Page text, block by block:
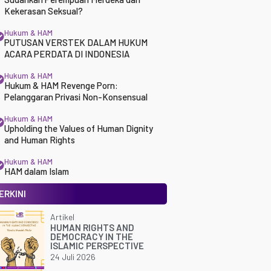
Kekerasan Seksual?
Hukum & HAM
PUTUSAN VERSTEK DALAM HUKUM
ACARA PERDATA DI INDONESIA
Hukum & HAM
Hukum & HAM Revenge Porn:
Pelanggaran Privasi Non-Konsensual
Hukum & HAM
Upholding the Values of Human Dignity
and Human Rights
Hukum & HAM
HAM dalam Islam
Artikel
HUMAN RIGHTS AND
DEMOCRACY IN THE
ISLAMIC PERSPECTIVE
24 Juli 2026